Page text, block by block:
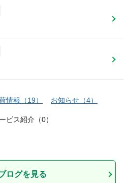
情報 （19） お知らせ （4）
ビス紹介 （0）
ログを見る